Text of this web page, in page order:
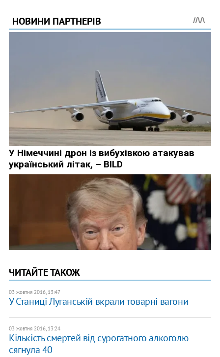
ЧИТАЙТЕ ТАКОЖ
03 жовтня 2016, 13:47
У Станиці Луганській вкрали товарні вагони
03 жовтня 2016, 13:24
Кількість смертей від сурогатного алкоголю
сягнула 40